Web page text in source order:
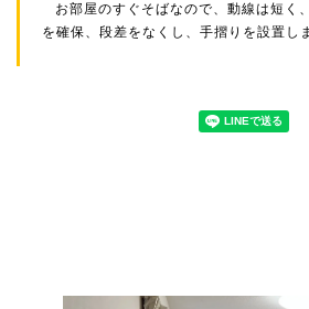
お部屋のすぐそばなので、動線は短く
を確保、段差をなくし、手摺りを設置し